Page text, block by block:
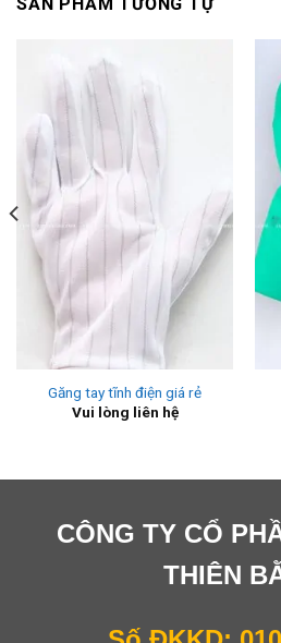
Găng tay tĩnh điện giá rẻ
Vui lòng liên hệ
CÔNG TY CỔ
THIÊN